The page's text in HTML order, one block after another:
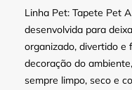
Linha Pet: Tapete Pet
desenvolvida para
organizado, divertido e
decoração do
sempre limpo, seco e